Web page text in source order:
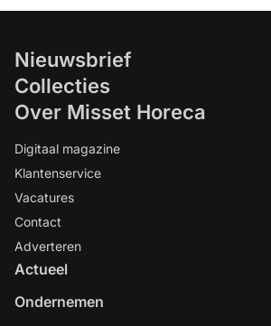
Nieuwsbrief
Collecties
Over Misset Horeca
Digitaal magazine
Klantenservice
Vacatures
Contact
Adverteren
Actueel
Ondernemen